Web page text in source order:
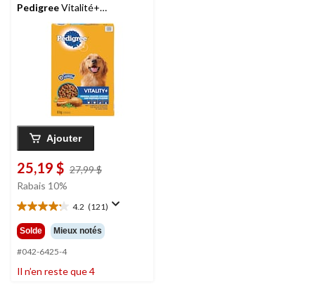
PedigreeVitalité+
poulet rôti et légumes,
Ajouter
25,19 $ 27,99 $
Rabais 10%
4.2 (121)
4.2
étoile(s)
sur
5.
121
évaluations
Solde Mieux notés
#042-6425-4
Il n’en reste que 4